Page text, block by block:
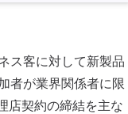
ス客に対して新製品
者が業界関係者に限
店契約の締結を主な